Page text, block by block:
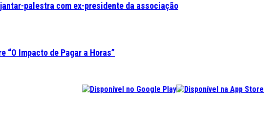
palestra com ex-presidente da associação
“O Impacto de Pagar a Horas”